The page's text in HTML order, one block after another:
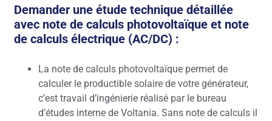
Demander une étude technique détaillée
avec note de calculs photovoltaïque et note
de calculs électrique (AC/DC) :
La note de calculs photovoltaïque permet de
calculer le productible solaire de votre générateur,
c’est travail d’ingénierie réalisé par le bureau
d’études interne de Voltania. Sans note de calculs il